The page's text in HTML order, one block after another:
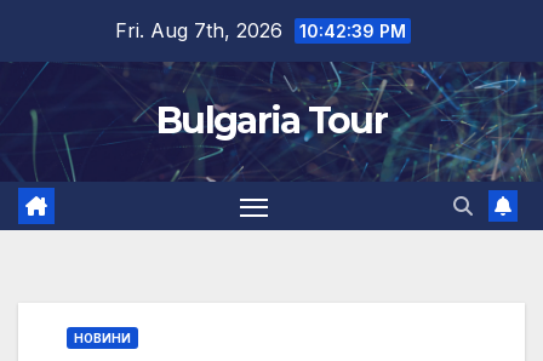
content
Fri. Aug 7th, 2026 10:42:40 PM
Bulgaria Tour
НОВИНИ